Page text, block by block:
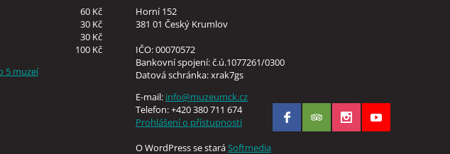
60 Kč
30 Kč
30 Kč
100 Kč
5 muzeí
Horní 152
381 01 Český Krumlov
IČO: 00070572
Bankovní spojení: č.ú.1077261/0300
Datová schránka: xrak7gs
E-mail: info@muzeumck.cz
Telefon: +420 380 711 674
Prohlášení o přístupnosti
O WordPress se staráSoftmedia